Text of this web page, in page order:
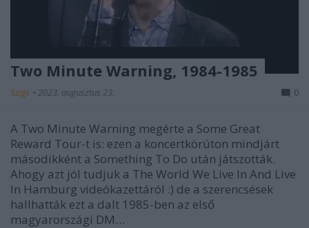
Two Minute Warning, 1984-1985
Szigi. • 2023. augusztus 23. 0
A Two Minute Warning megérte a Some Great
Reward Tour-t is: ezen a koncertkörúton mindjárt
másodikként a Something To Do után játszották.
Ahogy azt jól tudjuk a The World We Live In And Live
In Hamburg videókazettáról :) de a szerencsések
hallhatták ezt a dalt 1985-ben az első
magyarországi DM…